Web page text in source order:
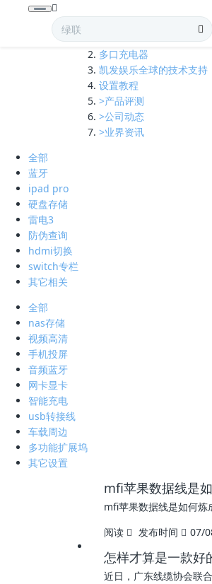
全部
多口充电器
凯发娱乐全球的技术支持
设置教程
>产品评测
>公司动态
>业界资讯
全部
蓝牙
ipad pro
硬盘存储
雷电3
防伪查询
hdmi切换
switch专栏
其它相关
全部
nas存储
视频高清
手机投屏
音频蓝牙
网卡显卡
智能充电
usb转接线
车载周边
多功能扩展坞
其它设置
mfi苹果数据线是
mfi苹果数据线是如何炼
阅读
发布时间 07/
怎样才算是一款好
近日，广东线缆协会联